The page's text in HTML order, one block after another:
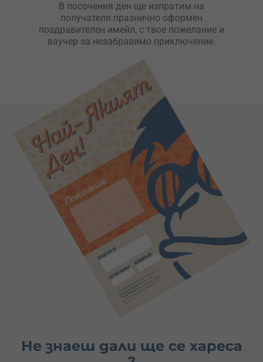
В посочения ден ще изпратим на
получателя празнично оформен
поздравителен имейл, с твое пожелание и
ваучер за незабравимо приключение.
Не знаеш дали ще се хареса